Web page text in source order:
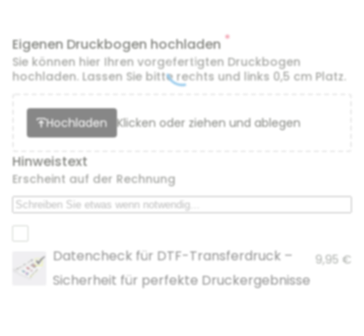
Eigenen Druckbogen hochladen *
Sie können hier Ihren vorgefertigten Druckbogen
hochladen. Lassen Sie bitte rechts und links 0,5 cm Platz.
Hochladen Klicken oder ziehen und ablegen
Hinweistext
Erscheint auf der Rechnung
Datencheck für DTF-Transferdruck –
Sicherheit für perfekte Druckergebnisse
9,95 €